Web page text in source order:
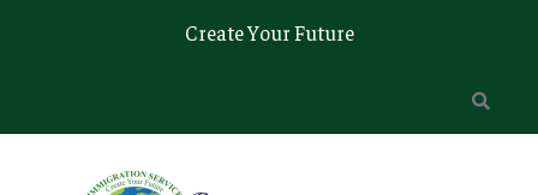
Create Your Future